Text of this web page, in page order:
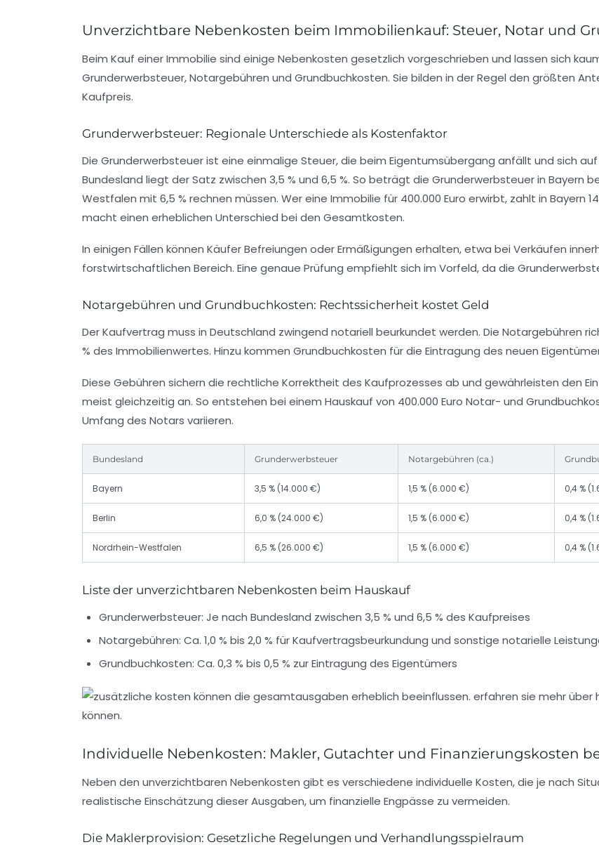
Unverzichtbare Nebenkosten beim Immobilienkauf: Steuer, Notar und
Beim Kauf einer Immobilie sind einige Nebenkosten gesetzlich vorgeschrieben und lassen sich
Grunderwerbsteuer, Notargebühren und Grundbuchkosten. Sie bilden in der Regel den größten
Kaufpreis.
Grunderwerbsteuer: Regionale Unterschiede als Kostenfaktor
Die Grunderwerbsteuer ist eine einmalige Steuer, die beim Eigentumsübergang anfällt und sich
Bundesland liegt der Satz zwischen 3,5 % und 6,5 %. So beträgt die Grunderwerbsteuer in Bayern
Westfalen mit 6,5 % rechnen müssen. Wer eine Immobilie für 400.000 Euro erwirbt, zahlt in Bayern
macht einen erheblichen Unterschied bei den Gesamtkosten.
In einigen Fällen können Käufer Befreiungen oder Ermäßigungen erhalten, etwa bei Verkäufen
forstwirtschaftlichen Bereich. Eine genaue Prüfung empfiehlt sich im Vorfeld, da die
Notargebühren und Grundbuchkosten: Rechtssicherheit kostet Geld
Der Kaufvertrag muss in Deutschland zwingend notariell beurkundet werden. Die Notargebühren
% des Immobilienwertes. Hinzu kommen Grundbuchkosten für die Eintragung des neuen
Diese Gebühren sichern die rechtliche Korrektheit des Kaufprozesses ab und gewährleisten den
meist gleichzeitig an. So entstehen bei einem Hauskauf von 400.000 Euro Notar- und
Umfang des Notars variieren.
Bundesland Grunderwerbsteuer Notargebühren (ca.)
Bayern 3,5 % (14.000 €) 1,5 % (6.000 €) 0,4 %
Berlin 6,0 % (24.000 €) 1,5 % (6.000 €) 0,4 %
Nordrhein-Westfalen 6,5 % (26.000 €) 1,5 % (6.000 €) 0,4 %
Liste der unverzichtbaren Nebenkosten beim Hauskauf
Grunderwerbsteuer: Je nach Bundesland zwischen 3,5 % und 6,5 % des Kaufpreises
Notargebühren: Ca. 1,0 % bis 2,0 % für Kaufvertragsbeurkundung und sonstige notarielle
Grundbuchkosten: Ca. 0,3 % bis 0,5 % zur Eintragung des Eigentümers
Individuelle Nebenkosten: Makler, Gutachter und Finanzierungskosten
Neben den unverzichtbaren Nebenkosten gibt es verschiedene individuelle Kosten, die je nach
realistische Einschätzung dieser Ausgaben, um finanzielle Engpässe zu vermeiden.
Die Maklerprovision: Gesetzliche Regelungen und Verhandlungsspielraum